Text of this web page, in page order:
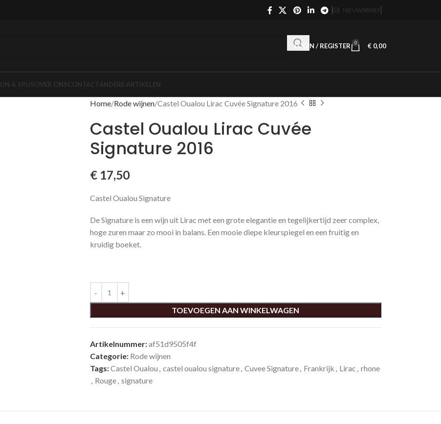
NIEUWSBRIEF
LOGIN / REGISTER 0 € 0,00
& SPIJSOVER ONSCONTACTANDERE ARTIKELEN
Home Rode wijnen Castel Oualou Lirac Cuvée Signature 2016
Castel Oualou Lirac Cuvée
Signature 2016
€17,50
Castel Oualou Signature
De Signature is een wijn uit Lirac met een grote elegantie en tegelijkertijd zeer complex,
hoge zuren maar zo mooi in balans. Een mooie diepe kleurspiegel en een fruitig en
kruidig boeket.
TOEVOEGEN AAN WINKELWAGEN
Artikelnummer:af51d9505f4f
Categorie: Rode wijnen
Tags:Castel Oualou , castel oualou signature, Cuvee Signature, Frankrijk , Lirac , rhone
, Rouge, signature